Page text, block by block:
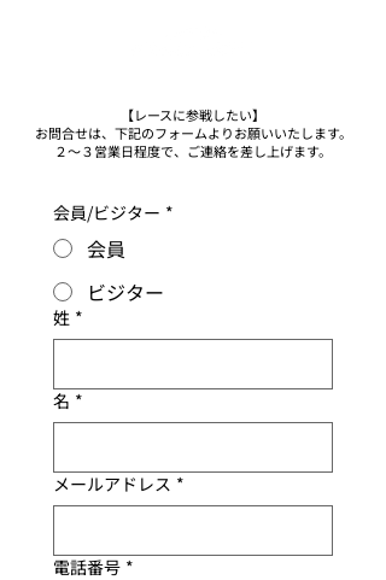
【レースに参戦したい】
お問合せは、下記のフォームよりお願いいたします。
２～３営業日程度で、ご連絡を差し上げます。
会員/ビジター *
会員
ビジター
姓 *
名 *
メールアドレス *
電話番号 *